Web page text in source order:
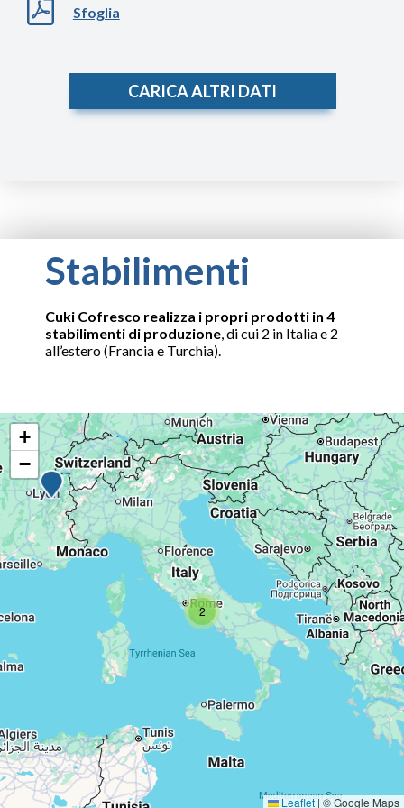
Sfoglia
CARICA ALTRI DATI
Stabilimenti
Cuki Cofresco realizza i propri prodotti in 4
stabilimenti di produzione , di cui 2 in Italia e 2
all’estero (Francia e Turchia).
2
+
−
Leaflet | © Google Maps